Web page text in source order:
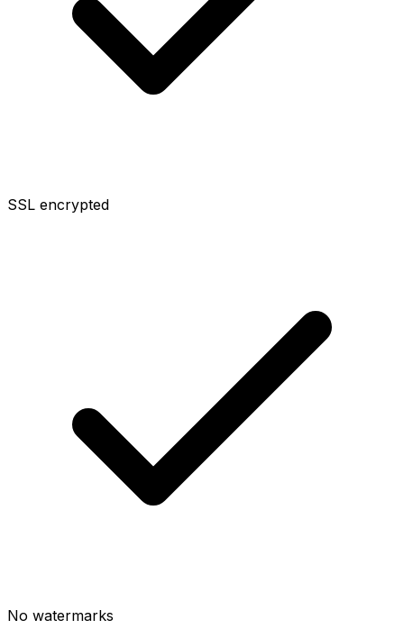
SSL encrypted
No watermarks